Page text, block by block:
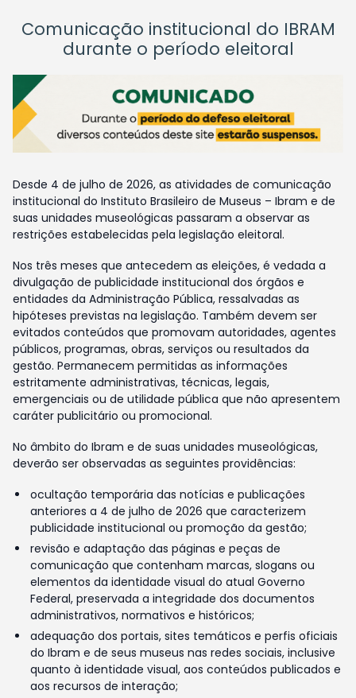
Comunicação institucional do IBRAM
durante o período eleitoral
Desde 4 de julho de 2026, as atividades de comunicação
institucional do Instituto Brasileiro de Museus – Ibram e de
suas unidades museológicas passaram a observar as
restrições estabelecidas pela legislação eleitoral.
Nos três meses que antecedem as eleições, é vedada a
divulgação de publicidade institucional dos órgãos e
entidades da Administração Pública, ressalvadas as
hipóteses previstas na legislação. Também devem ser
evitados conteúdos que promovam autoridades, agentes
públicos, programas, obras, serviços ou resultados da
gestão. Permanecem permitidas as informações
estritamente administrativas, técnicas, legais,
emergenciais ou de utilidade pública que não apresentem
caráter publicitário ou promocional.
No âmbito do Ibram e de suas unidades museológicas,
deverão ser observadas as seguintes providências:
ocultação temporária das notícias e publicações
anteriores a 4 de julho de 2026 que caracterizem
publicidade institucional ou promoção da gestão;
revisão e adaptação das páginas e peças de
comunicação que contenham marcas, slogans ou
elementos da identidade visual do atual Governo
Federal, preservada a integridade dos documentos
administrativos, normativos e históricos;
adequação dos portais, sites temáticos e perfis oficiais
do Ibram e de seus museus nas redes sociais, inclusive
quanto à identidade visual, aos conteúdos publicados e
aos recursos de interação;